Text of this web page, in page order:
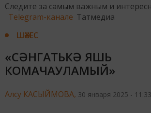
Следите за самым важным и
Telegram-канале Татмедиа
ШӘХЕС
«СӘНГАТЬКӘ ЯШЬ
КОМАЧАУЛАМЫЙ»
Алсу КАСЫЙМОВА, 30 января 2025 - 11:33